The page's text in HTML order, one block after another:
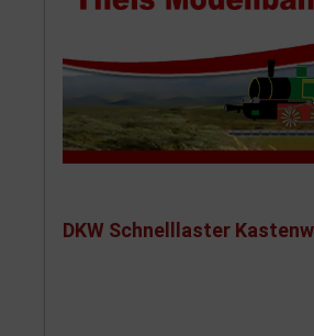
DKW Schnelllaster